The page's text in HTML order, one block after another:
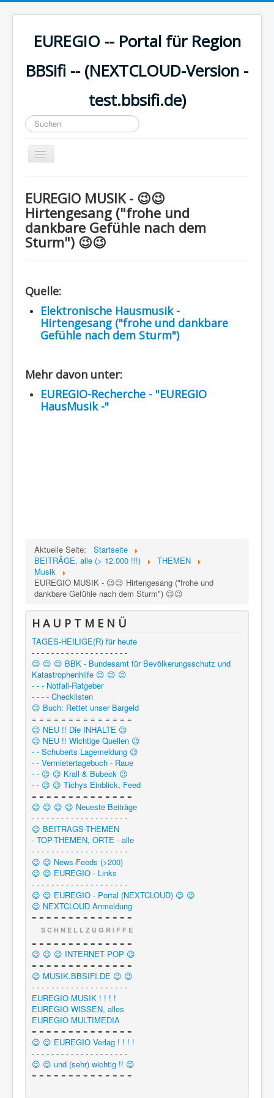
EUREGIO -- Portal für Region
BBSifi -- (NEXTCLOUD-Version -
test.bbsifi.de)
Suchen
...
Navigation
an/aus
H A U P T M E N Ü
EUREGIO - Inhalte
KULTUR
Region - BBSifi
Verlag
EUREGIO MUSIK - 😉😉
Hirtengesang ("frohe und
dankbare Gefühle nach dem
Sturm") 😉😉
Quelle:
Elektronische Hausmusik -
Hirtengesang ("frohe und dankbare
Gefühle nach dem Sturm")
Mehr davon unter:
EUREGIO-Recherche - "EUREGIO
HausMusik -"
Aktuelle Seite:
Startseite
BEITRÄGE, alle (> 12.000 !!!)
THEMEN
Musik
EUREGIO MUSIK - 😉😉 Hirtengesang ("frohe und
dankbare Gefühle nach dem Sturm") 😉😉
H A U P T M E N Ü
TAGES-HEILIGE(R) für heute
- - - - - - - - - - - - - - - - - - - -
😉 😉 😉 BBK - Bundesamt für Bevölkerungsschutz und
Katastrophenhilfe 😉 😉 😉
- - - Notfall-Ratgeber
- - - - Checklisten
😉 Buch: Rettet unser Bargeld
= = = = = = = = = = = = = =
😉 NEU !! Die INHALTE 😉
😉 NEU !! Wichtige Quellen 😉
- - Schuberts Lagemeldung 😉
- - Vermietertagebuch - Raue
- - 😉 😉 Krall & Bubeck 😉
- - 😉 😉 Tichys Einblick, Feed
= = = = = = = = = = = = = =
😉 😉 😉 😉 Neueste Beiträge
- - - - - - - - - - - - - - - - - - - -
😉 BEITRAGS-THEMEN
- TOP-THEMEN, ORTE - alle
- - - - - - - - - - - - - - - - - - - -
😉 😉 News-Feeds (>200)
😉 😉 EUREGIO - Links
- - - - - - - - - - - - - - - - - - - -
😉 😉 EUREGIO - Portal (NEXTCLOUD) 😉 😉
😉 NEXTCLOUD Anmeldung
= = = = = = = = = = = = = =
S C H N E L L Z U G R I F F E
= = = = = = = = = = = = = =
😉 😉 😉 INTERNET POP 😉
= = = = = = = = = = = = = =
😉 MUSIK.BBSIFI.DE 😉 😉
- - - - - - - - - - - - - - - - - - - -
EUREGIO MUSIK ! ! ! !
EUREGIO WISSEN, alles
EUREGIO MULTIMEDIA
= = = = = = = = = = = = = =
😉 😉 EUREGIO Verlag ! ! ! !
- - - - - - - - - - - - - - - - - - - -
😉 😉 und (sehr) wichtig !! 😉
= = = = = = = = = = = = = =